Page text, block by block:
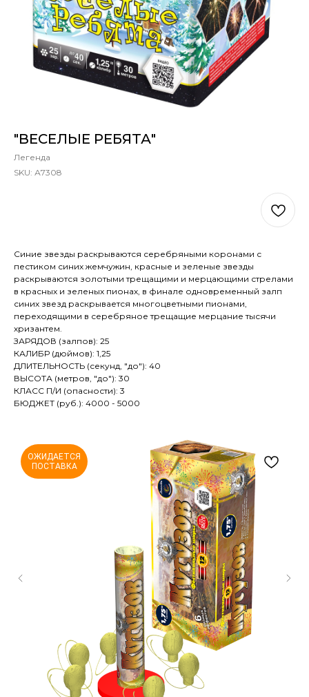
"ВЕСЕЛЫЕ РЕБЯТА"
Легенда
SKU: А7308
Синие звезды раскрываются серебряными коронами с
пестиком синих жемчужин, красные и зеленые звезды
раскрываются золотыми трещащими и мерцающими стрелами
в красных и зеленых пионах, в финале одновременный залп
синих звезд раскрывается многоцветными пионами,
переходящими в серебряное трещащие мерцание тысячи
хризантем.
ЗАРЯДОВ (залпов): 25
КАЛИБР (дюймов): 1,25
ДЛИТЕЛЬНОСТЬ (секунд, "до"): 40
ВЫСОТА (метров, "до"): 30
КЛАСС П/И (опасности): 3
БЮДЖЕТ (руб.): 4000 - 5000
ОЖИДАЕТСЯ
ПОСТАВКА